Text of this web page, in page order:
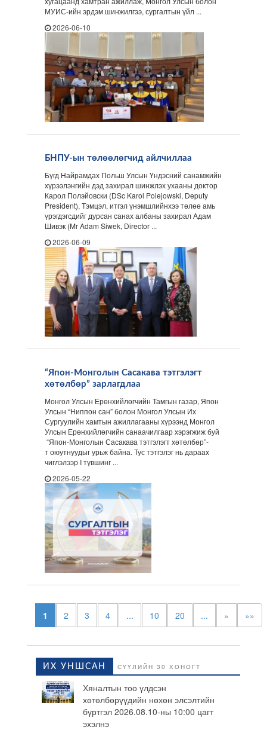
МУИС-ийн эрдэм шинжилгээ, сургалтын үйл ...
2026-06-10
БНПУ-ын төлөөлөгчид айлчиллаа
Бүгд Найрамдах Польш Улсын Үндэсний санамжийн
хүрээлэнгийн дэд захирал шинжлэх ухааны доктор
Карол Полэйовски (DSc Karol Polejowski, Deputy
President), Тэмцэл, итгэл үнэмшлийнхээ төлөө амь
үрэгдэгсдийг дурсан санах албаны захирал Адам
Шивэк (Mr Adam Siwek, Director ...
2026-06-09
“Япон-Монголын Сасакава тэтгэлэгт
хөтөлбөр” зарлагдлаа
Монгол Улсын Ерөнхийлөгчийн Тамгын газар, Япон
Улсын “Ниппон сан” болон Монгол Улсын Их
Сургуулийн хамтын ажиллагааны хүрээнд Монгол
Улсын Ерөнхийлөгчийн санаачилгаар хэрэгжиж буй
“Япон-Монголын Сасакава тэтгэлэгт хөтөлбөр”-
т оюутнуудыг урьж байна. Тус тэтгэлэг нь дараах
чиглэлээр I түвшинг ...
2026-05-22
1 2 3 4 ... 10 20 ... » »»
ИХ УНШСАН СҮҮЛИЙН 30 ХОНОГТ
Хяналтын тоо үлдсэн
хөтөлбөрүүдийн нөхөн элсэлтийн
бүртгэл 2026.08.10-ны 10:00 цагт
эхэлнэ